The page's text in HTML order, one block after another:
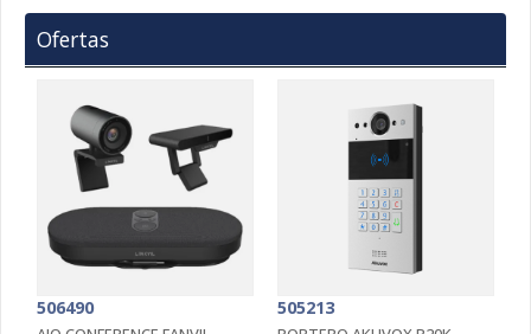
Ofertas
506490 505213